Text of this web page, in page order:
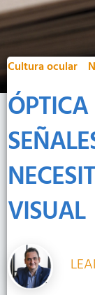
Cultura ocular
VISUAL